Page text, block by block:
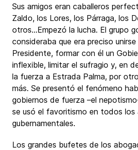
Sus amigos eran caballeros
Zaldo, los Lores, los Párraga, los
otros…Empezó la lucha. El grupo
consideraba que era preciso
Presidente, formar con él un
inflexible, limitar el sufragio y, en
la fuerza a Estrada Palma, por
más. Se presentó el fenómeno
gobiernos de fuerza –el
se usó el favoritismo en todos los
gubernamentales.
Los grandes bufetes de los